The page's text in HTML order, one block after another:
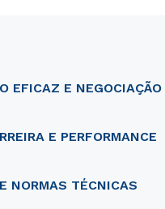
EFICAZ E NEGOCIAÇÃO
E PERFORMANCE
NORMAS TÉCNICAS